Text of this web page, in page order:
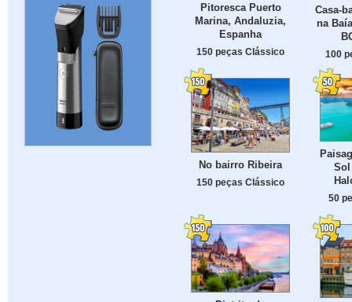
Pitoresca Puerto
Marina, Andaluzia,
Espanha
150 peças Clássico
Casa-
na
100
No bairro Ribeira
150 peças Clássico
Sol
50